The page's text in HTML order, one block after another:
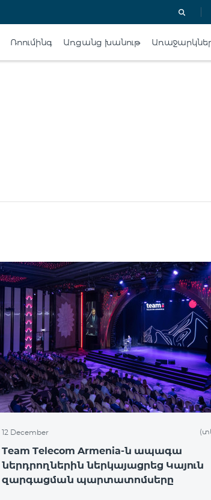
Ռոումինգ Առցանց խանութ
12 December
Team Telecom Armenia-ն ապագա
ներդրողներին ներկայացրեց Կայուն
զարգացման պարտատոմսերը